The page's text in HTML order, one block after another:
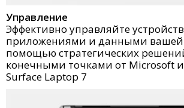
Управление
Эффективно управляйте
приложениями и данными вашей
помощью стратегических
конечными точками от Microsoft
Surface Laptop 7